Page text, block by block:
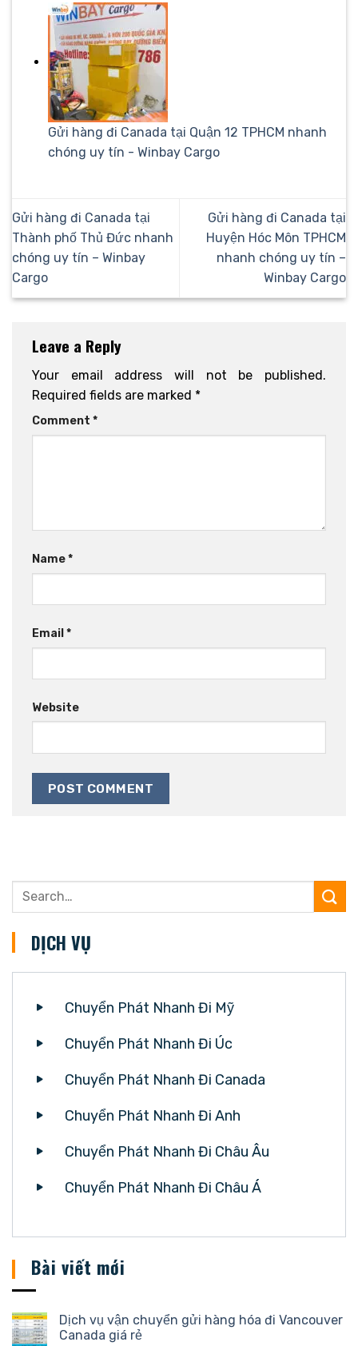
Gửi hàng đi Canada tại Quận 12 TPHCM nhanh
chóng uy tín - Winbay Cargo
Gửi hàng đi Canada tại
Thành phố Thủ Đức nhanh
chóng uy tín – Winbay
Cargo
Gửi hàng đi Canada tại
Huyện Hóc Môn TPHCM
nhanh chóng uy tín –
Winbay Cargo
Leave a Reply
Your email address will not be published.
Required fields are marked *
Comment *
Name*
Email *
Website
DỊCH VỤ
Chuyển Phát Nhanh Đi Mỹ
Chuyển Phát Nhanh Đi Úc
Chuyển Phát Nhanh Đi Canada
Chuyển Phát Nhanh Đi Anh
Chuyển Phát Nhanh Đi Châu Âu
Chuyển Phát Nhanh Đi Châu Á
Bài viết mới
Dịch vụ vận chuyển gửi hàng hóa đi Vancouver
Canada giá rẻ